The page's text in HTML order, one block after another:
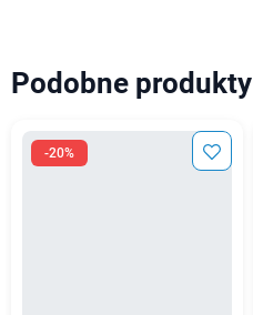
Podobne produkty
-20%